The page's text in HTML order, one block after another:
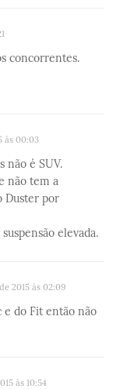
concorrentes.
às 00:03
não é SUV.
não tem a
Duster por
elevada.
2015 às 02:09
e do Fit então não
às 10:54